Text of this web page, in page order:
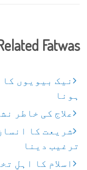
Fatwas
نیک بیویوں
ہونا
علاج کی خاطر
شریعت کا
ترغیب دینا
اسلام کا اہلِ